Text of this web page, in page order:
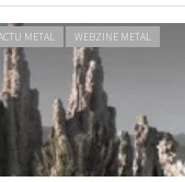
METAL WEBZINE METAL